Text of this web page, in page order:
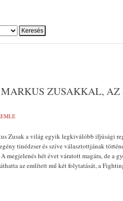
ZUSAKKAL, AZ
Zusak a világ egyik legkiválóbb ifjúsági
tinédzser és szíve választottjának
megjelenés hét évet váratott magára, de a
az említett mű két folytatását, a